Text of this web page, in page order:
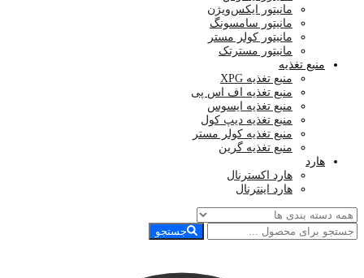
مانیتور ایکس‌ویژن
مانیتور سامسونگ
مانیتور کولر مستر
مانیتور مسترتک
منبع تغذیه
منبع تغذیه XPG
منبع تغذیه اف اس پی
منبع تغذیه ایسوس
منبع تغذیه دیپ کول
منبع تغذیه کولر مستر
منبع تغذیه گرین
هارد
هارد اکسترنال
هارد اینترنال
جستجو